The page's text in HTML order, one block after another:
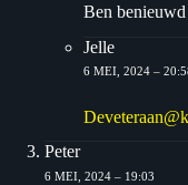
Ben
Jelle
6 MEI, 2024 –
Peter
6 MEI, 2024 – 19:03